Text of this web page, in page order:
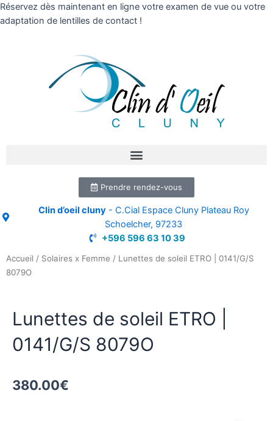
Réservez dès maintenant en ligne votre examen de vue ou votre
adaptation de lentilles de contact !
Prendre rendez-vous
Clin d’oeil cluny- C.Cial Espace Cluny Plateau Roy
Schoelcher, 97233
+596 596 63 10 39
Accueil / Solaires x Femme / Lunettes de soleil ETRO | 0141/G/S
8079O
Lunettes de soleil ETRO |
0141/G/S 8079O
380.00€